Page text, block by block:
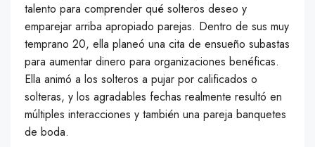
talento para comprender qué solteros deseo y
emparejar arriba apropiado parejas. Dentro de sus muy
temprano 20, ella planeó una cita de ensueño subastas
para aumentar dinero para organizaciones benéficas.
Ella animó a los solteros a pujar por calificados o
solteras, y los agradables fechas realmente resultó en
múltiples interacciones y también una pareja banquetes
de boda.